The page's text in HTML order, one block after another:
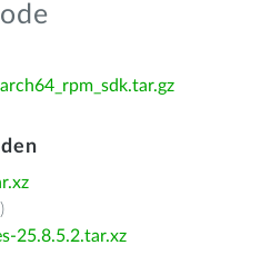
)
25.8.5.2.tar.xz